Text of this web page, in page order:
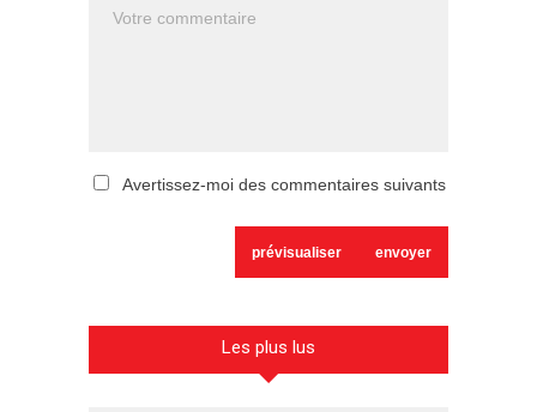
Avertissez-moi des commentaires suivants
Les plus lus